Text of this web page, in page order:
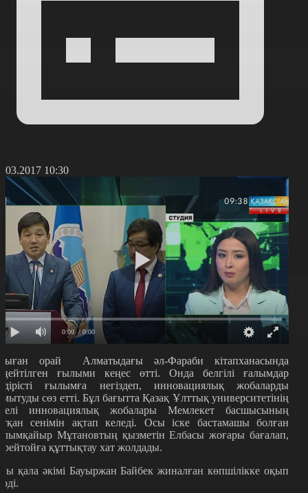
10:30
0:00 / 0:00
орай Алматыдағы әл-Фараби кітапханасында
ғылыми кеңес өтті. Онда белгілі ғалымдар
ғылымға негіздеп, инновациялық жобаларды
сөз етті. Бұл бағытта Қазақ Ұлттық университетінің
инновациялық жобалары Мемлекет басшысының
сенімін ақтап келеді. Осы іске бастамашы болған
Мұтановтың қызметін Елбасы жоғары бағалап,
құттықтау хат жолдады.
қала әкімі Бауыржан Байбек жиналған көпшілікке оқып